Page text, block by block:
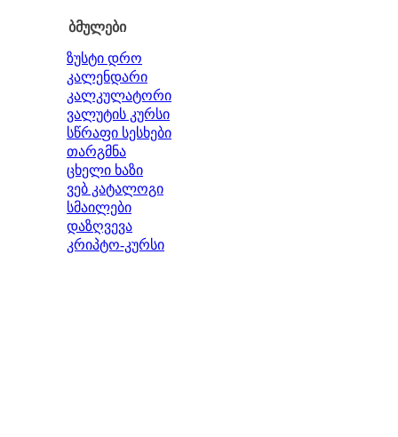
ბმულები
ზუსტი დრო
კალენდარი
კალკულატორი
ვალუტის კურსი
სწრაფი სესხები
თარგმნა
ცხელი ხაზი
ვებ კატალოგი
სმაილები
დაზღვევა
კრიპტო-კურსი